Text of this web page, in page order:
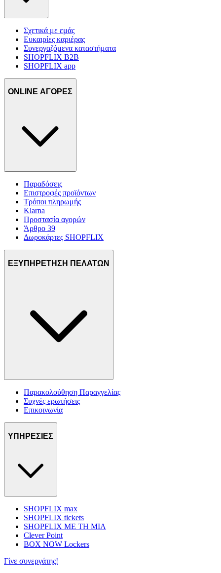
Σχετικά με εμάς
Ευκαιρίες καριέρας
Συνεργαζόμενα καταστήματα
SHOPFLIX B2B
SHOPFLIX app
ONLINE ΑΓΟΡΕΣ
Παραδόσεις
Επιστροφές προϊόντων
Τρόποι πληρωμής
Klarna
Προστασία αγορών
Άρθρο 39
Δωροκάρτες SHOPFLIX
ΕΞΥΠΗΡΕΤΗΣΗ ΠΕΛΑΤΩΝ
Παρακολούθηση Παραγγελίας
Συχνές ερωτήσεις
Επικοινωνία
ΥΠΗΡΕΣΙΕΣ
SHOPFLIX max
SHOPFLIX tickets
SHOPFLIX ΜΕ ΤΗ ΜΙΑ
Clever Point
BOX NOW Lockers
Γίνε συνεργάτης!